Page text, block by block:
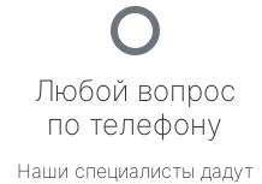
Любой вопрос
по телефону
Наши специалисты дадут